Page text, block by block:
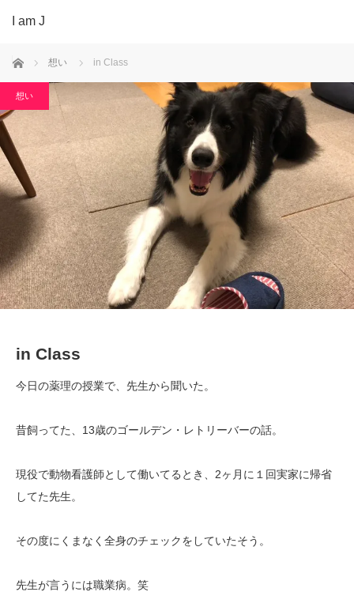
I am J
ホーム 想い in Class
想い
in Class
今日の薬理の授業で、先生から聞いた。
昔飼ってた、13歳のゴールデン・レトリーバーの話。
現役で動物看護師として働いてるとき、2ヶ月に１回実家に帰省
してた先生。
その度にくまなく全身のチェックをしていたそう。
先生が言うには職業病。笑